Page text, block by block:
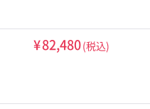
¥82,480(税込)